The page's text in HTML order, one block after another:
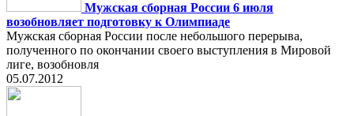
Мужская сборная России 6 июля
возобновляет подготовку к Олимпиаде
Мужская сборная России после небольшого перерыва,
полученного по окончании своего выступления в Мировой
лиге, возобновля
05.07.2012